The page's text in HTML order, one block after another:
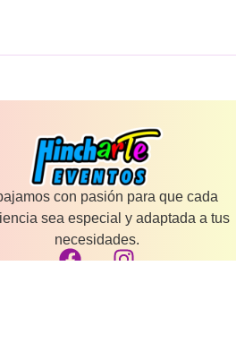
con pasión para que cada
sea especial y adaptada a tus
necesidades.